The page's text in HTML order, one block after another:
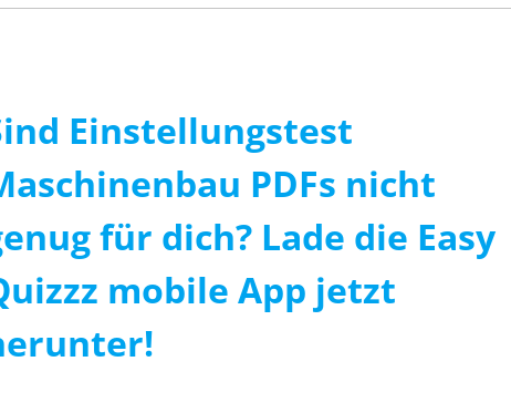
Einstellungstest
PDFs nicht
für dich? Lade die Easy
mobile App jetzt